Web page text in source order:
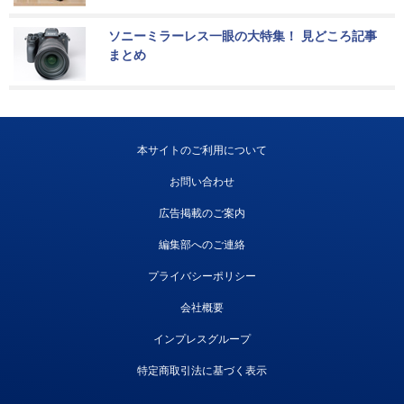
ソニーミラーレス一眼の大特集！ 見どころ記事
まとめ
本サイトのご利用について
お問い合わせ
広告掲載のご案内
編集部へのご連絡
プライバシーポリシー
会社概要
インプレスグループ
特定商取引法に基づく表示